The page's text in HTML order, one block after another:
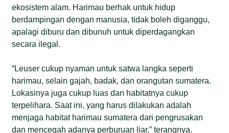
ekosistem alam. Harimau berhak untuk hidup
berdampingan dengan manusia, tidak boleh diganggu,
apalagi diburu dan dibunuh untuk diperdagangkan
secara ilegal.
“Leuser cukup nyaman untuk satwa langka seperti
harimau, selain gajah, badak, dan orangutan sumatera.
Lokasinya juga cukup luas dan habitatnya cukup
terpelihara. Saat ini, yang harus dilakukan adalah
menjaga habitat harimau sumatera dari pengrusakan
dan mencegah adanya perburuan liar,” terangnya.